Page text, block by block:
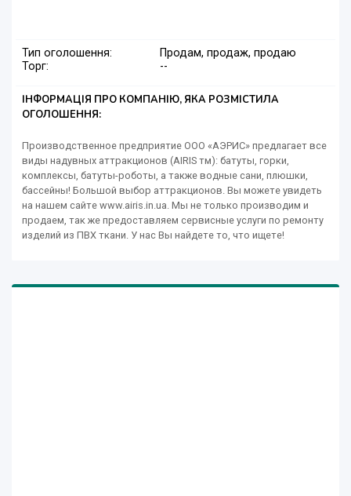
Тип оголошення:
Продам, продаж, продаю
Торг:
--
ІНФОРМАЦІЯ ПРО КОМПАНІЮ, ЯКА РОЗМІСТИЛА
ОГОЛОШЕННЯ:
Производственное предприятие ООО «АЭРИС» предлагает все
виды надувных аттракционов (AIRIS тм): батуты, горки,
комплексы, батуты-роботы, а также водные сани, плюшки,
бассейны! Большой выбор аттракционов. Вы можете увидеть
на нашем сайте www.airis.in.ua. Мы не только производим и
продаем, так же предоставляем сервисные услуги по ремонту
изделий из ПВХ ткани. У нас Вы найдете то, что ищете!